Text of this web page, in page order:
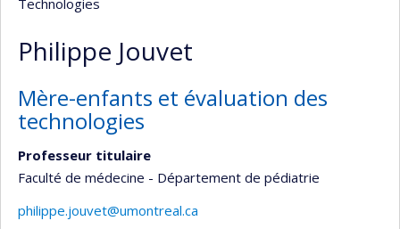
Technologies
Philippe Jouvet
Mère-enfants et évaluation des
technologies
Professeur titulaire
Faculté de médecine - Département de pédiatrie
philippe.jouvet@umontreal.ca